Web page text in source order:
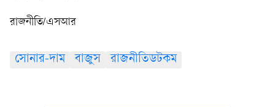
রাজনীতি/এসআর
সোনার-দাম বাজুস রাজনীতিডটকম